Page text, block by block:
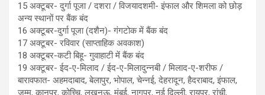
15 अक्टूबर- दुर्गा पूजा / दशरा / विजयादशमी- इंफाल और शिमला को छोड़
अन्य स्थानों पर बैंक बंद
16 अक्टूबर-दुर्गा पूजा (दशैन)- गंगटोक में बैंक बंद
17 अक्टूबर- रविवार (साप्ताहिक अवकाश)
18 अक्टूबर-कटी बिहू- गुवाहाटी में बैंक बंद
19 अक्टूबर- ईद-ए-मिलाद / ईद-ए-मिलादुन्नबी / मिलाद-ए-शरीफ /
बारावफात- अहमदाबाद, बेलापुर, भोपाल, चेन्नई, देहरादून, हैदराबाद, इंफाल,